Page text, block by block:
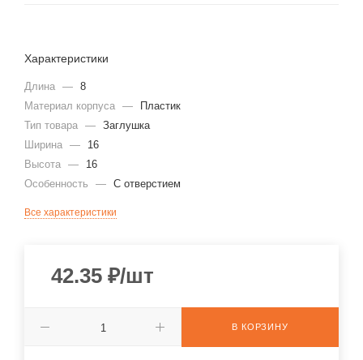
Характеристики
Длина — 8
Материал корпуса —
Пластик
Тип товара — Заглушка
Ширина —
16
Высота —
16
Особенность
— С отверстием
Все характеристики
42.35 ₽/шт
В КОРЗИНУ